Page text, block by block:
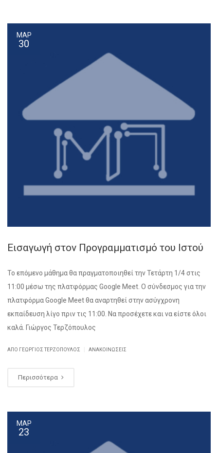
ΜΑΡ
30
Εισαγωγή στον Προγραμματισμό του Ιστού
Το επόμενο μάθημα θα πραγματοποιηθεί την Τετάρτη 1/4 στις
11:00 μέσω της πλατφόρμας Google Meet. Ο σύνδεσμος για την
πλατφόρμα Google Meet θα αναρτηθεί στην ασύγχρονη
εκπαίδευση λίγο πριν τις 11:00. Να προσέχετε και να είστε όλοι
καλά. Γιώργος Τερζόπουλος
ΑΠΌ ΓΕΏΡΓΙΟΣ ΤΕΡΖΌΠΟΥΛΟΣ ΑΝΑΚΟΙΝΏΣΕΙΣ
Περισσότερα
ΜΑΡ
23